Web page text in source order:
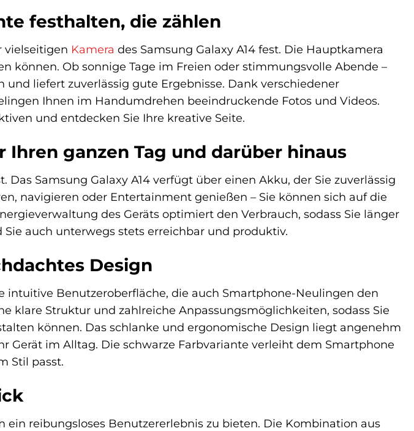
festhalten, die zählen
vielseitigen Kamera des Samsung Galaxy A14 fest. Die Hauptkamera
können. Ob sonnige Tage im Freien oder stimmungsvolle Abende –
liefert zuverlässig gute Ergebnisse. Dank verschiedener
Ihnen im Handumdrehen beeindruckende Fotos und Videos.
und entdecken Sie Ihre kreative Seite.
ganzen Tag und darüber hinaus
Das Samsung Galaxy A14 verfügt über einen Akku, der Sie zuverlässig
navigieren oder Entertainment genießen – Sie können sich auf die
des Geräts optimiert den Verbrauch, sodass Sie länger
Sie auch unterwegs stets erreichbar und produktiv.
Design
intuitive Benutzeroberfläche, die auch Smartphone-Neulingen den
klare Struktur und zahlreiche Anpassungsmöglichkeiten, sodass Sie
können. Das schlanke und ergonomische Design liegt angenehm
Gerät im Alltag. Die schwarze Farbvariante verleiht dem Smartphone
Stil passt.
reibungsloses Benutzererlebnis zu bieten. Die Kombination aus